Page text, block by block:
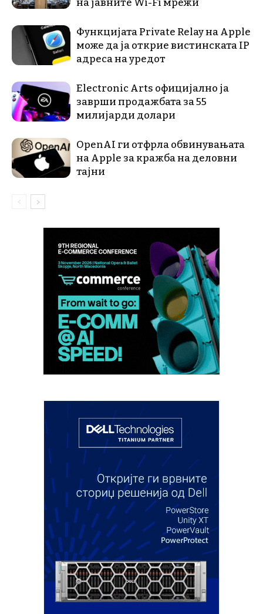
Функцијата Private Relay на Apple
може да ја открие вистинската IP
адреса на уредот
Electronic Arts официјално ја
заврши продажбата за 55
милијарди долари
OpenAI ги отфрла обвинувањата
на Apple за кражба на деловни
тајни